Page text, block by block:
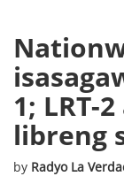
1; LRT-
libreng
by Radyo La